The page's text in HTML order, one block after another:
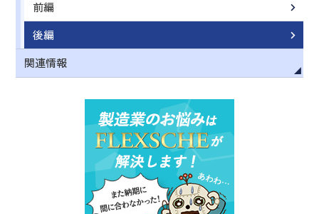
前編
後編
関連情報